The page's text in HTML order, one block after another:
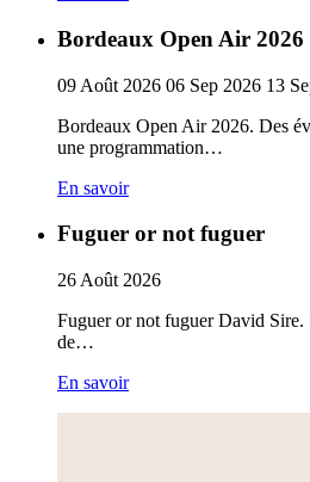
Bordeaux Open Air 2026
09 Août 2026 06 Sep 2026 13
Bordeaux Open Air 2026. Des
une programmation…
En savoir
Fuguer or not fuguer
26 Août 2026
Fuguer or not fuguer David Sire.
de…
En savoir